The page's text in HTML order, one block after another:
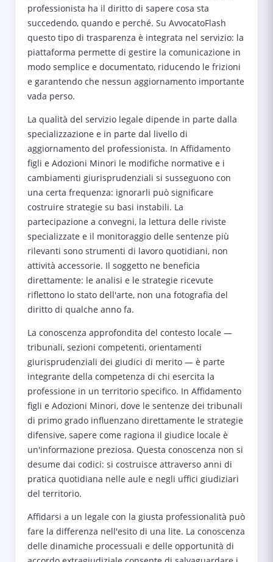
professionista ha il diritto di sapere cosa sta
succedendo, quando e perché. Su AvvocatoFlash
questo tipo di trasparenza è integrata nel servizio: la
piattaforma permette di gestire la comunicazione in
modo semplice e documentato, riducendo le frizioni
e garantendo che nessun aggiornamento importante
vada perso.
La qualità del servizio legale dipende in parte dalla
specializzazione e in parte dal livello di
aggiornamento del professionista. In Affidamento
figli e Adozioni Minori le modifiche normative e i
cambiamenti giurisprudenziali si susseguono con
una certa frequenza: ignorarli può significare
costruire strategie su basi instabili. La
partecipazione a convegni, la lettura delle riviste
specializzate e il monitoraggio delle sentenze più
rilevanti sono strumenti di lavoro quotidiani, non
attività accessorie. Il soggetto ne beneficia
direttamente: le analisi e le strategie ricevute
riflettono lo stato dell'arte, non una fotografia del
diritto di qualche anno fa.
La conoscenza approfondita del contesto locale —
tribunali, sezioni competenti, orientamenti
giurisprudenziali dei giudici di merito — è parte
integrante della competenza di chi esercita la
professione in un territorio specifico. In Affidamento
figli e Adozioni Minori, dove le sentenze dei tribunali
di primo grado influenzano direttamente le strategie
difensive, sapere come ragiona il giudice locale è
un'informazione preziosa. Questa conoscenza non si
desume dai codici: si costruisce attraverso anni di
pratica quotidiana nelle aule e negli uffici giudiziari
del territorio.
Affidarsi a un legale con la giusta professionalità può
fare la differenza nell'esito di una lite. La conoscenza
delle dinamiche processuali e delle opportunità di